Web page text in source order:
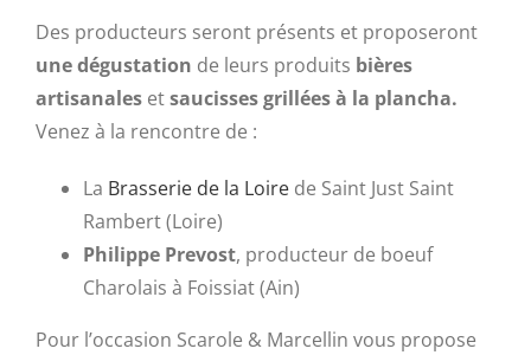
Des producteurs seront présents et proposeront
une dégustation de leurs produits bières
artisanales etsaucisses grillées à la plancha.
Venez à la rencontre de :
La Brasserie de la Loire de Saint Just Saint
Rambert (Loire)
Philippe Prevost, producteur de boeuf
Charolais à Foissiat (Ain)
Pour l’occasion Scarole & Marcellin vous propose